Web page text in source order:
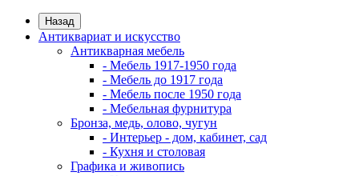
Назад
Антиквариат и искусство
Антикварная мебель
- Мебель 1917-1950 года
- Мебель до 1917 года
- Мебель после 1950 года
- Мебельная фурнитура
Бронза, медь, олово, чугун
- Интерьер - дом, кабинет, сад
- Кухня и столовая
Графика и живопись